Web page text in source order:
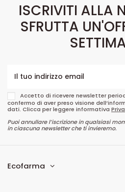
ISCRIVITI ALLA
SFRUTTA
Accetto di ricevere newsletter
confermo di aver preso visione
dati. Clicca per leggere informativa
Puoi annullare l’iscrizione in qualsiasi
in ciascuna newsletter che ti invieremo.
Ecofarma